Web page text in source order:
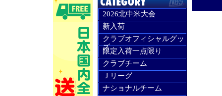
2026北中米大会
新入荷
クラブオフィシャルグッ
ズ
限定入荷一点限り
クラブチーム
Ｊリーグ
ナショナルチーム